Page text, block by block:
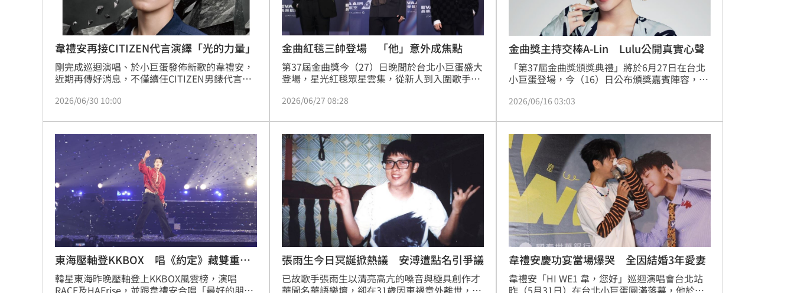
清大校長續任秒出國選校長！高為元道歉了 20:30
台灣彩券開獎直播中 20:31
LIVE三立+24小時直播 15:27
三立iNEWS新聞台線上直播
商場戰國來臨 台中「頂奢大道」逐漸成形
台彩父親節推新刮刮樂千萬頭獎超「爸」氣 12:00
「拍片人的多重宇宙」職涯論壇9/12登場！ 10:30
8國球員齊聚高雄 Formosa 7s掀足球熱潮 10:00
理想混蛋號召粉絲跨海追星吃美食！ 18:15
韋禮安再接CITIZEN代言演繹「光的力量」
剛完成巡迴演唱、於小巨蛋發佈新歌的韋禮安，
近期再傳好消息，不僅續任CITIZEN男錶代言
粉絲在演唱會後也能過過癮。此次釋出的花絮影
秘密，更暖心向粉絲告白「你我眼神中的光，是
我創作的靈感。」帥氣展現撩人本色。
2026/06/30 10:00
金曲紅毯三帥登場 「他」意外成焦點
第37屆金曲獎今（27）日晚間於台北小巨蛋盛大
登場，星光紅毯眾星雲集，從新人到入圍歌手、
關注，現場星光與時尚火花交織。稍早金馬紅毯
2026/06/27 08:28
金曲獎主持交棒A-Lin Lulu公開真實心聲
「第37屆金曲獎頒獎典禮」將於6月27日在台北
小巨蛋登場，今（16）日公布頒獎嘉賓陣容，包
芯、呂士軒、姚小民、洪敬堯、韋禮安、桑布
車、彭佳慧、黃奇斌、黃子軒、鍾興民、蕭煌
奇、魏如萱、蘇慧倫等。
2026/06/16 03:03
東海壓軸登KKBOX 唱《約定》藏雙重含
意
韓星東海昨晚壓軸登上KKBOX風雲榜，演唱
張雨生今日冥誕掀熱議 安溥遭點名引爭議
已故歌手張雨生以清亮高亢的嗓音與極具創作才
韋禮安慶功宴當場爆哭 全因結婚3年愛妻
韋禮安「HI WE1 韋，您好」巡迴演唱會台北站
昨（5月31日）在台北小巨蛋圓滿落幕，他於尾